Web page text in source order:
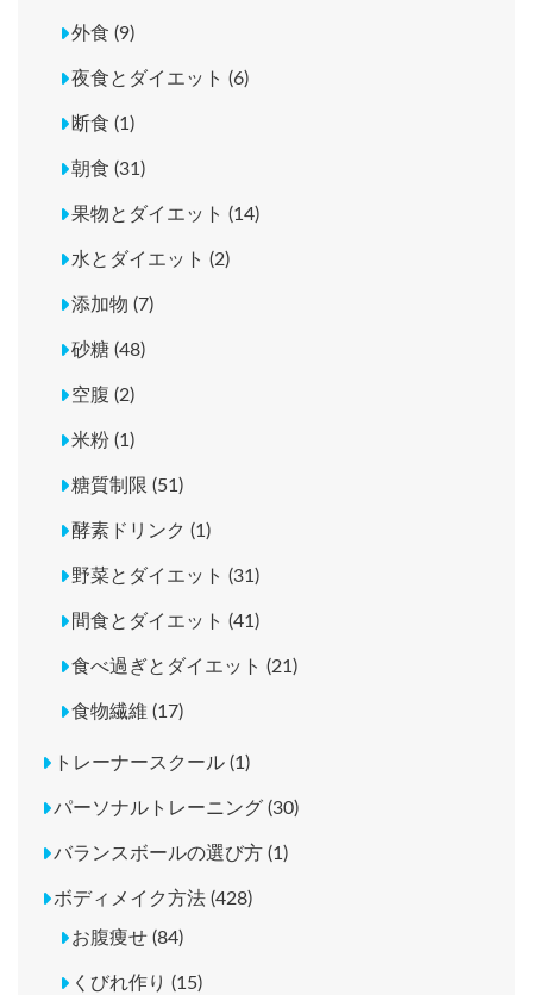
外食 (9)
夜食とダイエット (6)
断食 (1)
朝食 (31)
果物とダイエット (14)
水とダイエット (2)
添加物 (7)
砂糖 (48)
空腹 (2)
米粉 (1)
糖質制限 (51)
酵素ドリンク (1)
野菜とダイエット (31)
間食とダイエット (41)
食べ過ぎとダイエット (21)
食物繊維 (17)
トレーナースクール (1)
パーソナルトレーニング (30)
バランスボールの選び方 (1)
ボディメイク方法 (428)
お腹痩せ (84)
くびれ作り (15)